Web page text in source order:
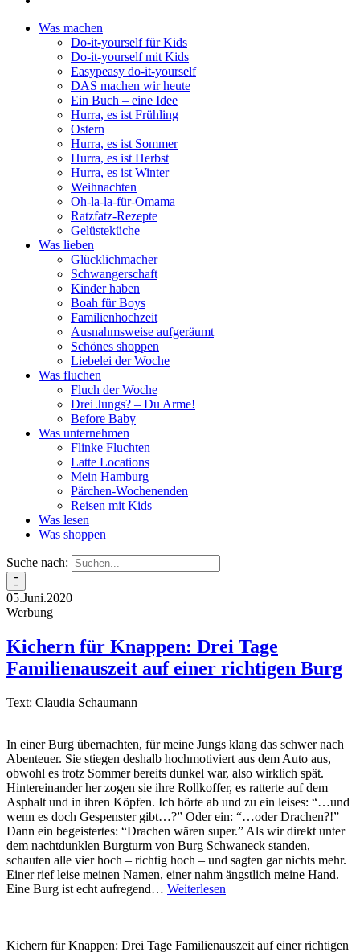
Was machen
Do-it-yourself für Kids
Do-it-yourself mit Kids
Easypeasy do-it-yourself
DAS machen wir heute
Ein Buch – eine Idee
Hurra, es ist Frühling
Ostern
Hurra, es ist Sommer
Hurra, es ist Herbst
Hurra, es ist Winter
Weihnachten
Oh-la-la-für-Omama
Ratzfatz-Rezepte
Gelüsteküche
Was lieben
Glücklichmacher
Schwangerschaft
Kinder haben
Boah für Boys
Familienhochzeit
Ausnahmsweise aufgeräumt
Schönes shoppen
Liebelei der Woche
Was fluchen
Fluch der Woche
Drei Jungs? – Du Arme!
Before Baby
Was unternehmen
Flinke Fluchten
Latte Locations
Mein Hamburg
Pärchen-Wochenenden
Reisen mit Kids
Was lesen
Was shoppen
Suche nach:
05.Juni.2020
Werbung
Kichern für Knappen: Drei Tage
Familienauszeit auf einer richtigen Burg
Text: Claudia Schaumann
In einer Burg übernachten, für meine Jungs klang das schwer nach
Abenteuer. Sie stiegen deshalb hochmotiviert aus dem Auto aus,
obwohl es trotz Sommer bereits dunkel war, also wirklich spät.
Hintereinander her zogen sie ihre Rollkoffer, es ratterte auf dem
Asphalt und in ihren Köpfen. Ich hörte ab und zu ein leises: “…und
wenn es doch Gespenster gibt…?” Oder ein: “…oder Drachen?!”
Dann ein begeistertes: “Drachen wären super.” Als wir direkt unter
dem nachtdunklen Burgturm von Burg Schwaneck standen,
schauten alle vier hoch – richtig hoch – und sagten gar nichts mehr.
Einer rief leise meinen Namen, einer nahm ängstlich meine Hand.
Eine Burg ist echt aufregend… Weiterlesen
Kichern für Knappen: Drei Tage Familienauszeit auf einer richtigen